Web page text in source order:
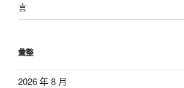
言
彙整
2026 年 8 月